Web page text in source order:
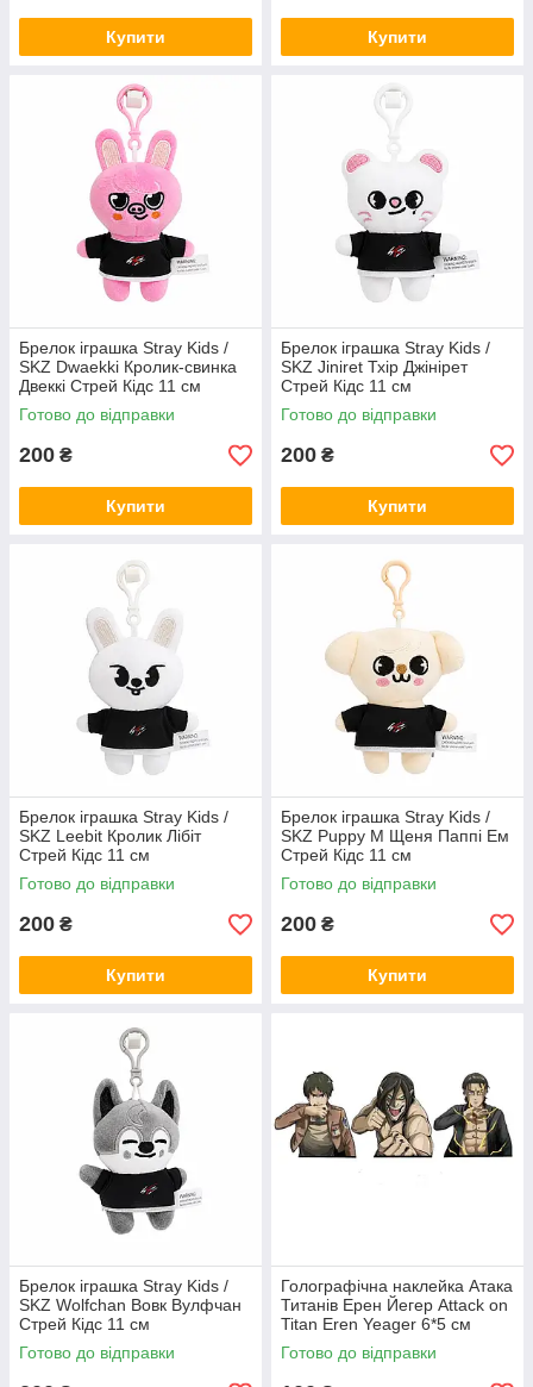
Купити Купити
Брелок іграшка Stray Kids /
SKZ Dwaekki Кролик-свинка
Двеккі Стрей Кідс 11 см
Готово до відправки
200 ₴
Купити
Брелок іграшка Stray Kids /
SKZ Jiniret Тхір Джінірет
Стрей Кідс 11 см
Готово до відправки
200 ₴
Купити
Брелок іграшка Stray Kids /
SKZ Leebit Кролик Лібіт
Стрей Кідс 11 см
Готово до відправки
200 ₴
Купити
Брелок іграшка Stray Kids /
SKZ Puppy M Щеня Паппі Ем
Стрей Кідс 11 см
Готово до відправки
200 ₴
Купити
Брелок іграшка Stray Kids /
SKZ Wolfchan Вовк Вулфчан
Стрей Кідс 11 см
Готово до відправки
Голографічна наклейка Атака
Титанів Ерен Йегер Attack on
Titan Eren Yeager 6*5 см
Готово до відправки